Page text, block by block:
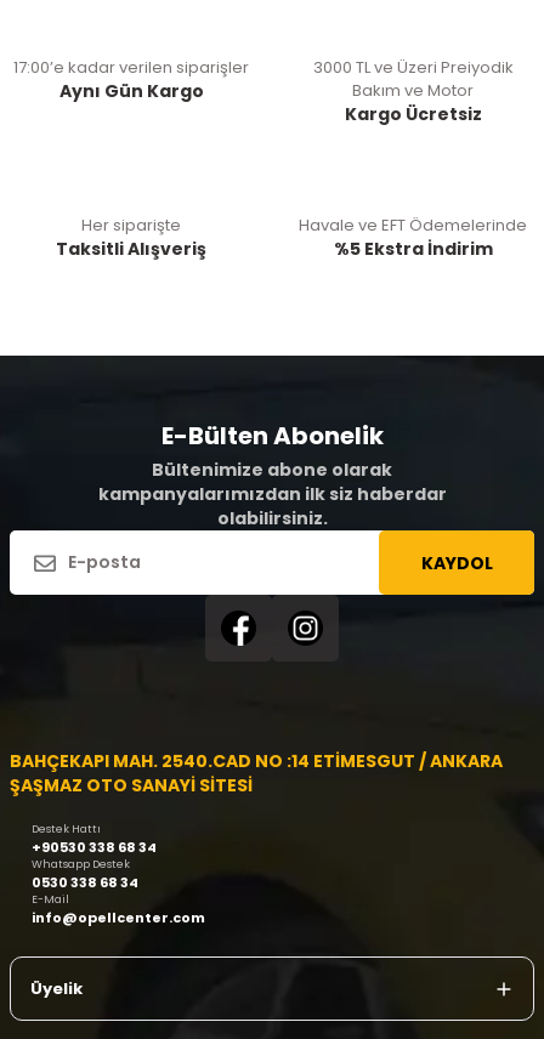
17:00’e kadar verilen siparişler
Aynı Gün Kargo
3000 TL ve Üzeri Preiyodik
Bakım ve Motor
Kargo Ücretsiz
Her siparişte
Taksitli Alışveriş
Havale ve EFT Ödemelerinde
%5 Ekstra İndirim
E-Bülten Abonelik
Bültenimize abone olarak
kampanyalarımızdan ilk siz haberdar
olabilirsiniz.
KAYDOL
BAHÇEKAPI MAH. 2540.CAD NO :14 ETİMESGUT / ANKARA
ŞAŞMAZ OTO SANAYİ SİTESİ
Destek Hattı
+90530 338 68 34
Whatsapp Destek
0530 338 68 34
E-Mail
info@opellcenter.com
Üyelik